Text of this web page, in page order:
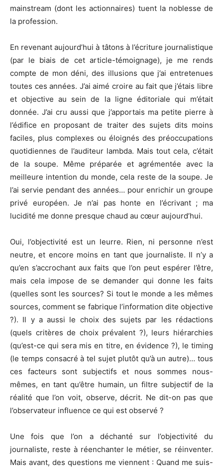
mainstream (dont les actionnaires) tuent la noblesse de
la profession.
En revenant aujourd’hui à tâtons à l’écriture journalistique
(par le biais de cet article-témoignage), je me rends
compte de mon déni, des illusions que j’ai entretenues
toutes ces années. J’ai aimé croire au fait que j’étais libre
et objective au sein de la ligne éditoriale qui m’était
donnée. J’ai cru aussi que j’apportais ma petite pierre à
l’édifice en proposant de traiter des sujets dits moins
faciles, plus complexes ou éloignés des préoccupations
quotidiennes de l’auditeur lambda. Mais tout cela, c’était
de la soupe. Même préparée et agrémentée avec la
meilleure intention du monde, cela reste de la soupe. Je
l’ai servie pendant des années… pour enrichir un groupe
privé européen. Je n’ai pas honte en l’écrivant ; ma
lucidité me donne presque chaud au cœur aujourd’hui.
Oui, l’objectivité est un leurre. Rien, ni personne n’est
neutre, et encore moins en tant que journaliste. Il n’y a
qu’en s’accrochant aux faits que l’on peut espérer l’être,
mais cela impose de se demander qui donne les faits
(quelles sont les sources? Si tout le monde a les mêmes
sources, comment se fabrique l’information dite objective
?). Il y a aussi le choix des sujets par les rédactions
(quels critères de choix prévalent ?), leurs hiérarchies
(qu’est-ce qui sera mis en titre, en évidence ?), le timing
(le temps consacré à tel sujet plutôt qu’à un autre)… tous
ces facteurs sont subjectifs et nous sommes nous-
mêmes, en tant qu’être humain, un filtre subjectif de la
réalité que l’on voit, observe, décrit. Ne dit-on pas que
l’observateur influence ce qui est observé ?
Une fois que l’on a déchanté sur l’objectivité du
journaliste, reste à réenchanter le métier, se réinventer.
Mais avant, des questions me viennent : Quand me suis-